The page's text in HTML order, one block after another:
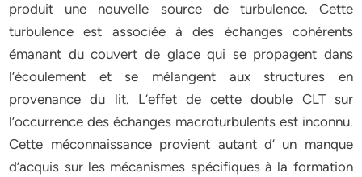
produit une nouvelle source de turbulence. Cette
turbulence est associée à des échanges cohérents
émanant du couvert de glace qui se propagent dans
l’écoulement et se mélangent aux structures en
provenance du lit. L’effet de cette double CLT sur
l’occurrence des échanges macroturbulents est inconnu.
Cette méconnaissance provient autant d’ un manque
d’acquis sur les mécanismes spécifiques à la formation